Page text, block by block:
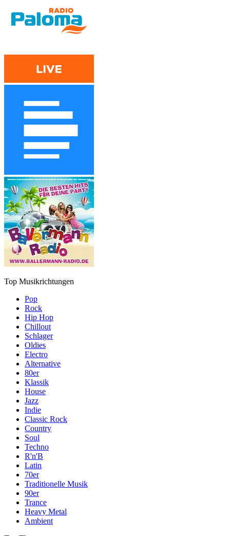
Top Musikrichtungen
Pop
Rock
Hip Hop
Chillout
Schlager
Oldies
Electro
Alternative
80er
Klassik
House
Jazz
Indie
Classic Rock
Country
Soul
Techno
R'n'B
Latin
70er
Traditionelle Musik
90er
Trance
Heavy Metal
Ambient